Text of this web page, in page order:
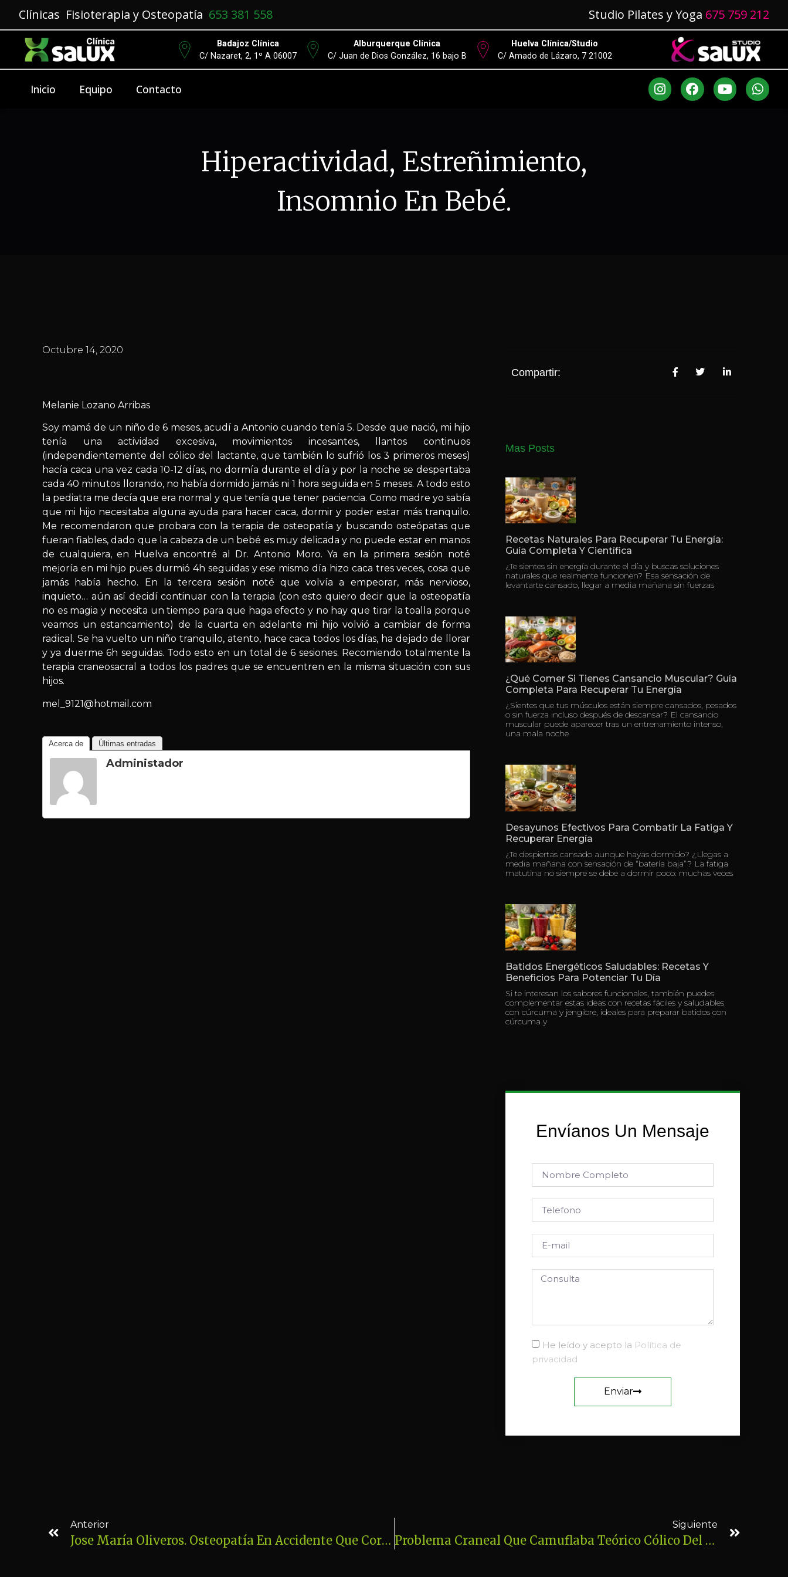
Clínicas Fisioterapia y Osteopatía 653 381 558 Studio Pilates y Yoga 675 759 212
Badajoz Clínica
C/ Nazaret, 2, 1º A 06007
Alburquerque Clínica
C/ Juan de Dios González, 16 bajo B
Huelva Clínica/Studio
C/ Amado de Lázaro, 7 21002
Inicio Equipo Contacto
Hiperactividad, Estreñimiento,
Insomnio En Bebé.
Octubre 14, 2020
Melanie Lozano Arribas
Soy mamá de un niño de 6 meses, acudí a Antonio cuando tenía 5. Desde que nació, mi hijo
tenía una actividad excesiva, movimientos incesantes, llantos continuos
(independientemente del cólico del lactante, que también lo sufrió los 3 primeros meses)
hacía caca una vez cada 10-12 días, no dormía durante el día y por la noche se despertaba
cada 40 minutos llorando, no había dormido jamás ni 1 hora seguida en 5 meses. A todo esto
la pediatra me decía que era normal y que tenía que tener paciencia. Como madre yo sabía
que mi hijo necesitaba alguna ayuda para hacer caca, dormir y poder estar más tranquilo.
Me recomendaron que probara con la terapia de osteopatía y buscando osteópatas que
fueran fiables, dado que la cabeza de un bebé es muy delicada y no puede estar en manos
de cualquiera, en Huelva encontré al Dr. Antonio Moro. Ya en la primera sesión noté
mejoría en mi hijo pues durmió 4h seguidas y ese mismo día hizo caca tres veces, cosa que
jamás había hecho. En la tercera sesión noté que volvía a empeorar, más nervioso,
inquieto… aún así decidí continuar con la terapia (con esto quiero decir que la osteopatía
no es magia y necesita un tiempo para que haga efecto y no hay que tirar la toalla porque
veamos un estancamiento) de la cuarta en adelante mi hijo volvió a cambiar de forma
radical. Se ha vuelto un niño tranquilo, atento, hace caca todos los días, ha dejado de llorar
y ya duerme 6h seguidas. Todo esto en un total de 6 sesiones. Recomiendo totalmente la
terapia craneosacral a todos los padres que se encuentren en la misma situación con sus
hijos.
mel_9121@hotmail.com
Acerca de Últimas entradas
Administador
Compartir:
Mas Posts
Recetas Naturales Para Recuperar Tu Energía:
Guía Completa Y Científica
¿Te sientes sin energía durante el día y buscas soluciones
naturales que realmente funcionen? Esa sensación de
levantarte cansado, llegar a media mañana sin fuerzas
¿Qué Comer Si Tienes Cansancio Muscular? Guía
Completa Para Recuperar Tu Energía
¿Sientes que tus músculos están siempre cansados, pesados
o sin fuerza incluso después de descansar? El cansancio
muscular puede aparecer tras un entrenamiento intenso,
una mala noche
Desayunos Efectivos Para Combatir La Fatiga Y
Recuperar Energía
¿Te despiertas cansado aunque hayas dormido? ¿Llegas a
media mañana con sensación de “batería baja”? La fatiga
matutina no siempre se debe a dormir poco: muchas veces
Batidos Energéticos Saludables: Recetas Y
Beneficios Para Potenciar Tu Día
Si te interesan los sabores funcionales, también puedes
complementar estas ideas con recetas fáciles y saludables
con cúrcuma y jengibre, ideales para preparar batidos con
cúrcuma y
Envíanos Un Mensaje
He leído y acepto la Política de
privacidad
Enviar
Anterior
Jose María Oliveros. Osteopatía En Accidente Que Cortó Músculos,nervios Y Arterias Del Miembro Inferior
Siguiente
Problema Craneal Que Camuflaba Teórico Cólico Del Lactante